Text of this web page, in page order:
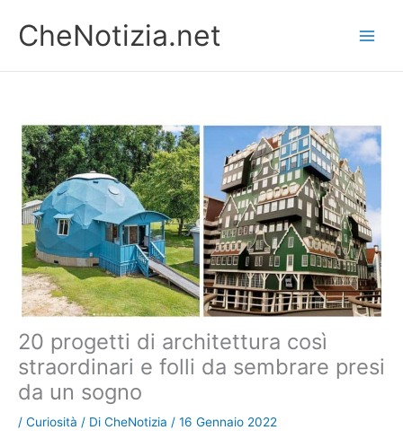
contenuto
CheNotizia.net
20 progetti di architettura così
straordinari e folli da sembrare presi
da un sogno
/ Curiosità / Di CheNotizia / 16 Gennaio 2022